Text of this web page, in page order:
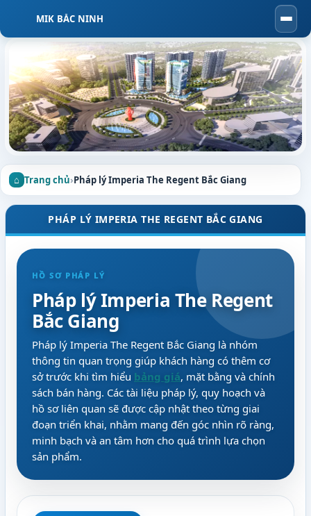
MIK BẮC NINH
Trang chủ›Pháp lý Imperia The Regent Bắc Giang
PHÁP LÝ IMPERIA THE REGENT BẮC GIANG
HỒ SƠ PHÁP LÝ
Pháp lý Imperia The Regent
Bắc Giang
Pháp lý Imperia The Regent Bắc Giang là nhóm
thông tin quan trọng giúp khách hàng có thêm cơ
sở trước khi tìm hiểu bảng giá, mặt bằng và chính
sách bán hàng. Các tài liệu pháp lý, quy hoạch và
hồ sơ liên quan sẽ được cập nhật theo từng giai
đoạn triển khai, nhằm mang đến góc nhìn rõ ràng,
minh bạch và an tâm hơn cho quá trình lựa chọn
sản phẩm.